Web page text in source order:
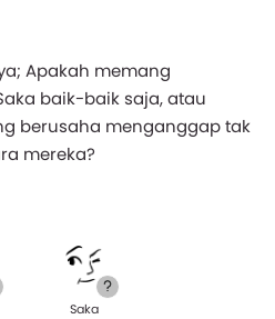
Apakah memang
baik-baik saja, atau
berusaha menganggap tak
mereka?
Saka